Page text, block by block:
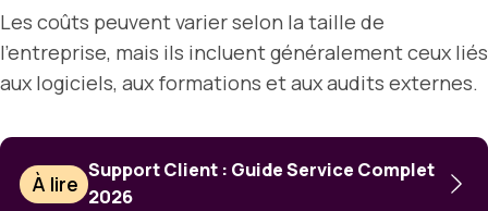
Les coûts peuvent varier selon la taille de
l’entreprise, mais ils incluent généralement ceux liés
aux logiciels, aux formations et aux audits externes.
À lire
Support Client : Guide Service Complet
2026